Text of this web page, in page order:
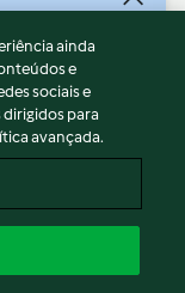
ainda
e
sociais e
para
avançada.